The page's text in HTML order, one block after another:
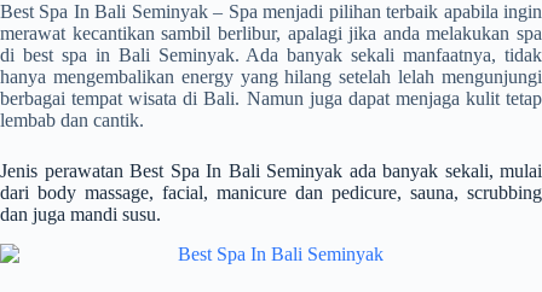
Best Spa In Bali Seminyak – Spa menjadi pilihan terbaik apabila ingin
merawat kecantikan sambil berlibur, apalagi jika anda melakukan spa
di best spa in Bali Seminyak. Ada banyak sekali manfaatnya, tidak
hanya mengembalikan energy yang hilang setelah lelah mengunjungi
berbagai tempat wisata di Bali. Namun juga dapat menjaga kulit tetap
lembab dan cantik.
Jenis perawatan Best Spa In Bali Seminyak ada banyak sekali, mulai
dari body massage, facial, manicure dan pedicure, sauna, scrubbing
dan juga mandi susu.